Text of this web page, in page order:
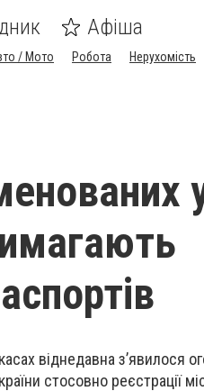
Афіша
/ Мото Робота Нерухомість
віднедавна з’явилося
стосовно реєстрації